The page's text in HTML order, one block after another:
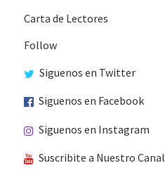
Carta de Lectores
Follow
Siguenos en Twitter
Siguenos en Facebook
Siguenos en Instagram
Suscribite a Nuestro Canal